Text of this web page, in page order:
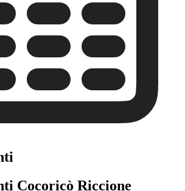
Cocoricò Riccione